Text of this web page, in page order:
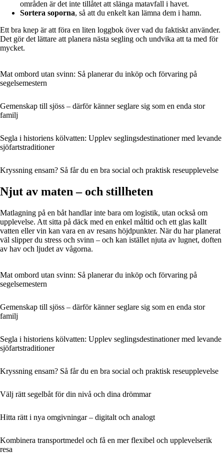
områden är det inte tillåtet att slänga matavfall i havet.
Sortera soporna, så att du enkelt kan lämna dem i hamn.
Ett bra knep är att föra en liten loggbok över vad du faktiskt använder.
Det gör det lättare att planera nästa segling och undvika att ta med för
mycket.
Mat ombord utan svinn: Så planerar du inköp och förvaring på
segelsemestern
Gemenskap till sjöss – därför känner seglare sig som en enda stor
familj
Segla i historiens kölvatten: Upplev seglingsdestinationer med levande
sjöfartstraditioner
Kryssning ensam? Så får du en bra social och praktisk reseupplevelse
Njut av maten – och stillheten
Matlagning på en båt handlar inte bara om logistik, utan också om
upplevelse. Att sitta på däck med en enkel måltid och ett glas kallt
vatten eller vin kan vara en av resans höjdpunkter. När du har planerat
väl slipper du stress och svinn – och kan istället njuta av lugnet, doften
av hav och ljudet av vågorna.
Mat ombord utan svinn: Så planerar du inköp och förvaring på
segelsemestern
Gemenskap till sjöss – därför känner seglare sig som en enda stor
familj
Segla i historiens kölvatten: Upplev seglingsdestinationer med levande
sjöfartstraditioner
Kryssning ensam? Så får du en bra social och praktisk reseupplevelse
Välj rätt segelbåt för din nivå och dina drömmar
Hitta rätt i nya omgivningar – digitalt och analogt
Kombinera transportmedel och få en mer flexibel och upplevelserik
resa